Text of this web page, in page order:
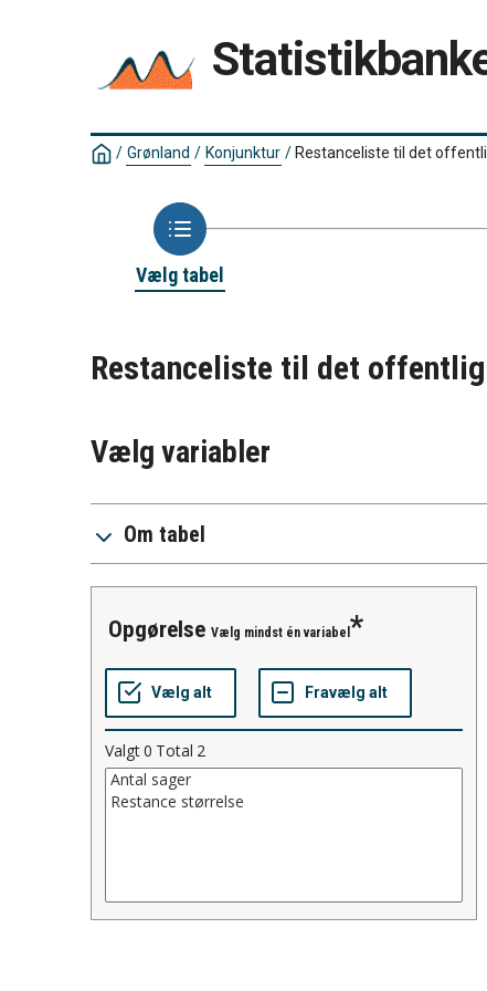
/ Grønland / Konjunktur / Restanceliste til det
Vælg tabel
Restanceliste til det
Vælg variabler
Om tabel
opgørelse Vælg mindst én variabel
Valgt0 Total 2